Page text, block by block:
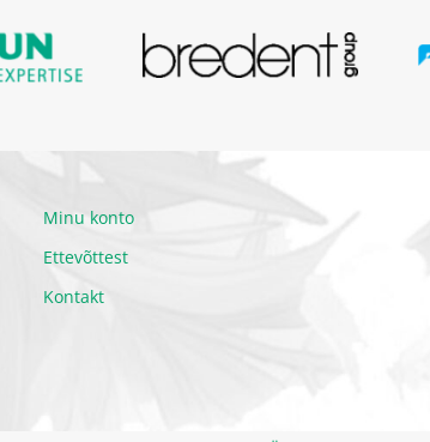
Minu konto
Ettevõttest
Kontakt